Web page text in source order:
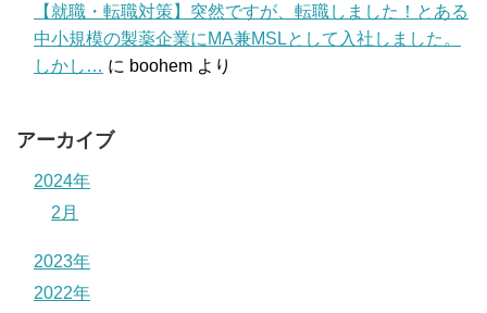
【就職・転職対策】突然ですが、転職しました！とある
中小規模の製薬企業にMA兼MSLとして入社しました。
しかし… に boohem より
アーカイブ
2024年
2月
2023年
2022年